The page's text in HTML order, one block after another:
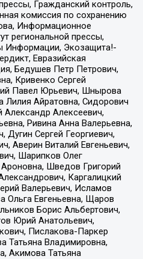
Гражданский контроль,
комиссия по сохранению
Информационное
региональной прессы,
Информации, Экозащита!-
Евразийская
Бедушев Петр Петрович,
Кривенко Сергей
Павел Юрьевич, Шнырова
Айратовна, Сидорович
Александр Алексеевич,
Ривина Анна Валерьевна,
Дугин Сергей Георгиевич,
Аверин Виталий Евгеньевич,
Шарипков Олег
Шведов Григорий
Каргалицкий
Валерьевич, Исламов
Ольга Евгеньевна, Щаров
Борис Альбертович,
Юрий Анатольевич,
Пислакова-Паркер
Татьяна Владимировна,
Акимова Татьяна